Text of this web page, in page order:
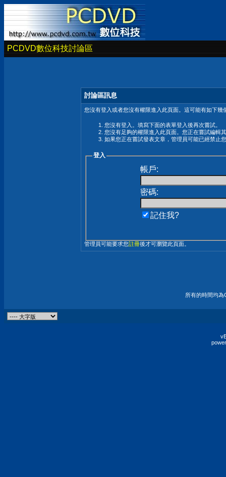
PCDVD數位科技討論區
討論區訊息
您沒有登入或者您沒有權限進入此頁面。這可能有如下幾
您沒有登入。填寫下面的表單登入後再次嘗試。
您沒有足夠的權限進入此頁面。您正在嘗試編輯
如果您正在嘗試發表文章，管理員可能已經禁止
登入
帳戶:
密碼:
記住我?
管理員可能要求您註冊後才可瀏覽此頁面。
所有的時間均為